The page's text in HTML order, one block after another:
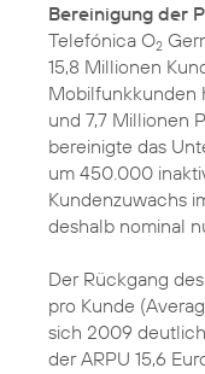
Bereinigung der
Telefónica O2
15,8 Millionen
Mobilfunkkunden
und 7,7 Millionen
bereinigte das
um 450.000
Kundenzuwachs
deshalb nominal
Der Rückgang
pro Kunde
sich 2009
der ARPU 15,6